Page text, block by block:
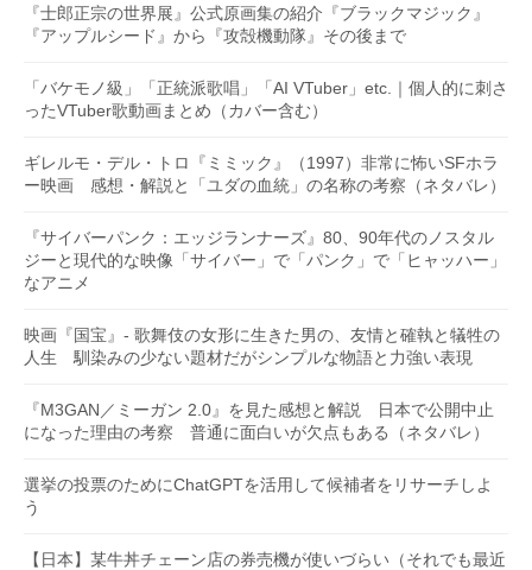
『士郎正宗の世界展』公式原画集の紹介『ブラックマジック』
『アップルシード』から『攻殻機動隊』その後まで
「バケモノ級」「正統派歌唱」「AI VTuber」etc.｜個人的に刺さ
ったVTuber歌動画まとめ（カバー含む）
ギレルモ・デル・トロ『ミミック』（1997）非常に怖いSFホラ
ー映画 感想・解説と「ユダの血統」の名称の考察（ネタバレ）
『サイバーパンク：エッジランナーズ』80、90年代のノスタル
ジーと現代的な映像「サイバー」で「パンク」で「ヒャッハー」
なアニメ
映画『国宝』- 歌舞伎の女形に生きた男の、友情と確執と犠牲の
人生 馴染みの少ない題材だがシンプルな物語と力強い表現
『M3GAN／ミーガン 2.0』を見た感想と解説 日本で公開中止
になった理由の考察 普通に面白いが欠点もある（ネタバレ）
選挙の投票のためにChatGPTを活用して候補者をリサーチしよ
う
【日本】某牛丼チェーン店の券売機が使いづらい（それでも最近